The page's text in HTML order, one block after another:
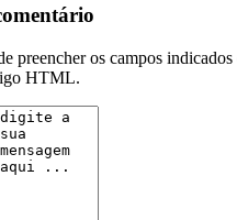
preencher os campos
HTML.